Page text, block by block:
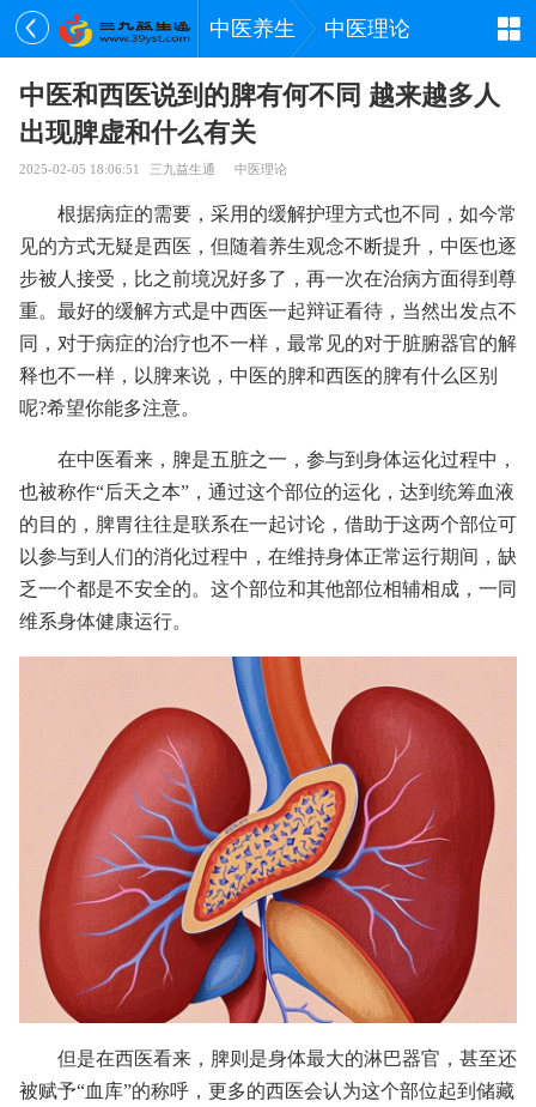
中医养生 中医理论
中医和西医说到的脾有何不同 越来越多人
出现脾虚和什么有关
2025-02-05 18:06:51 三九益生通 中医理论
根据病症的需要，采用的缓解护理方式也不同，如今常
见的方式无疑是西医，但随着养生观念不断提升，中医也逐
步被人接受，比之前境况好多了，再一次在治病方面得到尊
重。最好的缓解方式是中西医一起辩证看待，当然出发点不
同，对于病症的治疗也不一样，最常见的对于脏腑器官的解
释也不一样，以脾来说，中医的脾和西医的脾有什么区别
呢?希望你能多注意。
在中医看来，脾是五脏之一，参与到身体运化过程中，
也被称作“后天之本”，通过这个部位的运化，达到统筹血液
的目的，脾胃往往是联系在一起讨论，借助于这两个部位可
以参与到人们的消化过程中，在维持身体正常运行期间，缺
乏一个都是不安全的。这个部位和其他部位相辅相成，一同
维系身体健康运行。
但是在西医看来，脾则是身体最大的淋巴器官，甚至还
被赋予“血库”的称呼，更多的西医会认为这个部位起到储藏